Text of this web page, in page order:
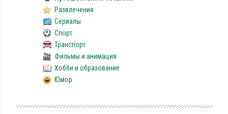
Развлечения
Сериалы
Спорт
Транспорт
Фильмы и анимация
Хобби и образование
Юмор